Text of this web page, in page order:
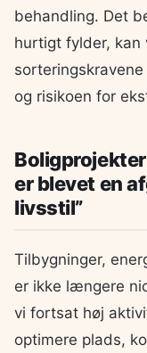
behandling. Det
hurtigt fylder,
og risikoen for
er blevet en
livsstil”
Tilbygninger,
er ikke længere
vi fortsat høj
optimere plads,